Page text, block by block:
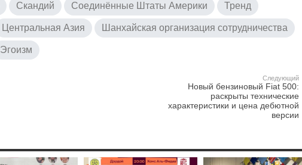
Скандий Соединённые Штаты Америки Тренд
Центральная Азия Шанхайская организация сотрудничества
Эгоизм
Следующий
Новый бензиновый Fiat 500:
раскрыты технические
характеристики и цена дебютной
версии